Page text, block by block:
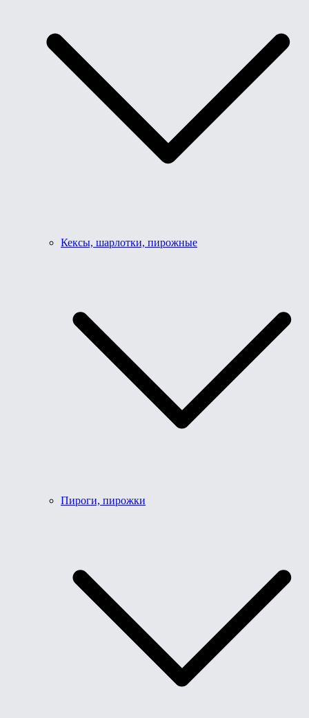
Кексы, шарлотки, пирожные
Пироги, пирожки